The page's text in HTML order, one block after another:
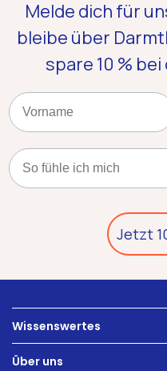
Melde dich für
bleibe über
spare 10 % bei
Name
Kategorie
Jetzt
Wissenswertes
Ernährung
Über uns